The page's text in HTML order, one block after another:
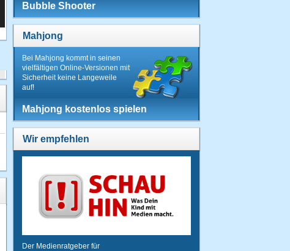
Bubble Shooter
Mahjong
Bei Mahjong kommt in seinen
vielfältigen Online-Versionen mit
Sicherheit keine Langeweile
auf!
Mahjong kostenlos spielen
Wir empfehlen
Der Medienratgeber für